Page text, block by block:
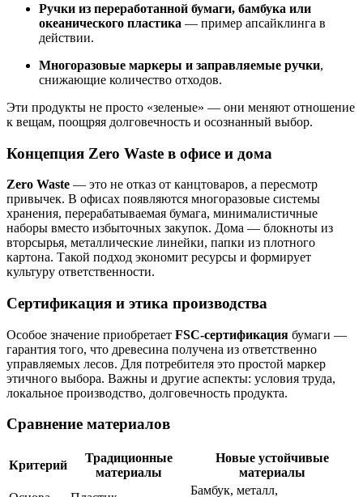
Ручки из переработанной бумаги, бамбука или
океанического пластика — пример апсайклинга в
действии.
Многоразовые маркеры и заправляемые ручки,
снижающие количество отходов.
Эти продукты не просто «зеленые» — они меняют отношение
к вещам, поощряя долговечность и осознанный выбор.
Концепция Zero Waste в офисе и дома
Zero Waste — это не отказ от канцтоваров, а пересмотр
привычек. В офисах появляются многоразовые системы
хранения, перерабатываемая бумага, минималистичные
наборы вместо избыточных закупок. Дома — блокноты из
вторсырья, металлические линейки, папки из плотного
картона. Такой подход экономит ресурсы и формирует
культуру ответственности.
Сертификация и этика производства
Особое значение приобретает FSC-сертификация бумаги —
гарантия того, что древесина получена из ответственно
управляемых лесов. Для потребителя это простой маркер
этичного выбора. Важны и другие аспекты: условия труда,
локальное производство, долговечность продукта.
Сравнение материалов
Критерий
Традиционные
материалы
Новые устойчивые
материалы
Бамбук, металл,